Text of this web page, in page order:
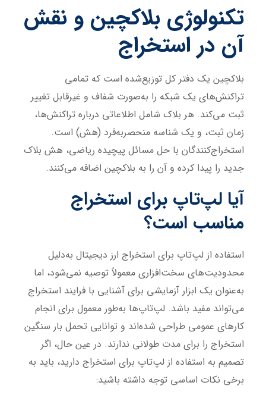
تکنولوژی بلاکچین و نقش
آن در استخراج
بلاکچین یک دفتر کل توزیع‌شده است که تمامی
تراکنش‌های یک شبکه را به‌صورت شفاف و غیرقابل تغییر
ثبت می‌کند. هر بلاک شامل اطلاعاتی درباره تراکنش‌ها،
زمان ثبت، و یک شناسه منحصربه‌فرد (هش) است.
استخراج‌کنندگان با حل مسائل پیچیده ریاضی، هش بلاک
جدید را پیدا کرده و آن را به بلاکچین اضافه می‌کنند.
آیا لپ‌تاپ برای استخراج
مناسب است؟
استفاده از لپ‌تاپ برای استخراج ارز دیجیتال به‌دلیل
محدودیت‌های سخت‌افزاری معمولاً توصیه نمی‌شود، اما
به‌عنوان یک ابزار آزمایشی برای آشنایی با فرایند استخراج
می‌تواند مفید باشد. لپ‌تاپ‌ها به‌طور معمول برای انجام
کارهای عمومی طراحی شده‌اند و توانایی تحمل بار سنگین
استخراج را برای مدت طولانی ندارند. در عین حال، اگر
تصمیم به استفاده از لپ‌تاپ برای استخراج دارید، باید به
برخی نکات اساسی توجه داشته باشید: